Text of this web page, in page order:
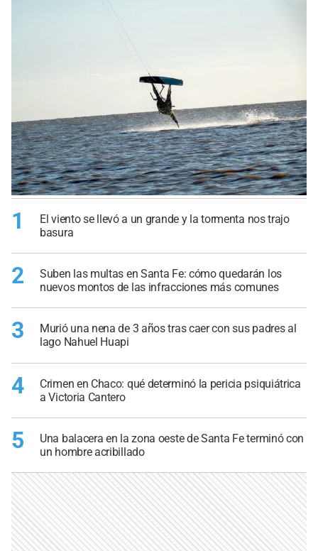
1
El viento se llevó a un grande y la tormenta nos trajo
basura
2
Suben las multas en Santa Fe: cómo quedarán los
nuevos montos de las infracciones más comunes
3
Murió una nena de 3 años tras caer con sus padres al
lago Nahuel Huapi
4
Crimen en Chaco: qué determinó la pericia psiquiátrica
a Victoria Cantero
5
Una balacera en la zona oeste de Santa Fe terminó con
un hombre acribillado